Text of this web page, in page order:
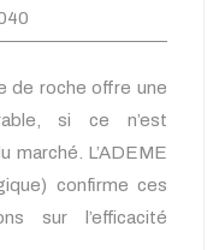
de roche offre une
si ce n’est
marché. L’ADEME
confirme ces
sur l’efficacité